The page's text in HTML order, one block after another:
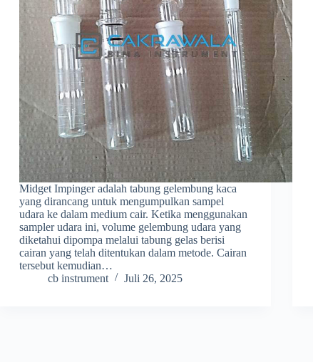
Midget Impinger adalah tabung gelembung kaca
yang dirancang untuk mengumpulkan sampel
udara ke dalam medium cair. Ketika menggunakan
sampler udara ini, volume gelembung udara yang
diketahui dipompa melalui tabung gelas berisi
cairan yang telah ditentukan dalam metode. Cairan
tersebut kemudian…
cb instrument
Juli 26, 2025